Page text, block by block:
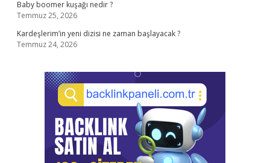
Baby boomer kuşağı nedir ?
Temmuz 25, 2026
Kardeşlerim’in yeni dizisi ne zaman başlayacak ?
Temmuz 24, 2026